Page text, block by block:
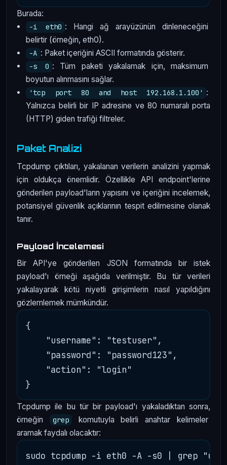
Burada:
-i eth0 : Hangi ağ arayüzünün dinleneceğini
belirtir (örneğin, eth0).
-A : Paket içeriğini ASCII formatında gösterir.
-s 0 : Tüm paketi yakalamak için, maksimum
boyutun alınmasını sağlar.
'tcp port 80 and host 192.168.1.100' :
Yalnızca belirli bir IP adresine ve 80 numaralı porta
(HTTP) giden trafiği filtreler.
Paket Analizi
Tcpdump çıktıları, yakalanan verilerin analizini yapmak
için oldukça önemlidir. Özellikle API endpoint'lerine
gönderilen payload'ların yapısını ve içeriğini incelemek,
potansiyel güvenlik açıklarının tespit edilmesine olanak
tanır.
Payload İncelemesi
Bir API'ye gönderilen JSON formatında bir istek
payload'ı örneği aşağıda verilmiştir. Bu tür verileri
yakalayarak kötü niyetli girişimlerin nasıl yapıldığını
gözlemlemek mümkündür.
{
    "username": "testuser",
    "password": "password123",
    "action": "login"
Tcpdump ile bu tür bir payload'ı yakaladıktan sonra,
örneğin
grep
komutuyla belirli anahtar kelimeler
aramak faydalı olacaktır: